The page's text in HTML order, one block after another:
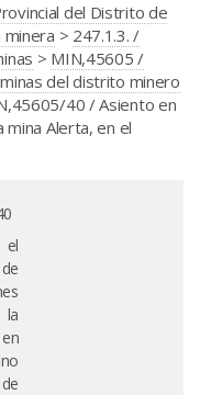
del Distrito de
minera > 247.1.3. /
> MIN,45605 /
del distrito minero
40 / Asiento en
Alerta, en el
el